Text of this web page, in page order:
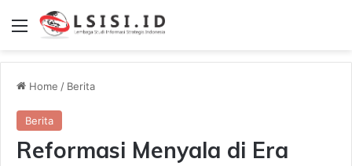
Menu
Home / Berita
Berita
Reformasi Menyala di Era